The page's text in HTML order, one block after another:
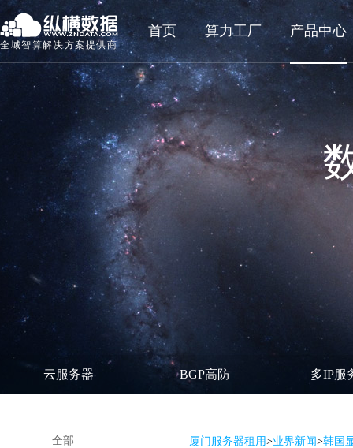
全域智算解决方案提供商
首页 算力工厂 产品中心
云服务器 BGP高防 多IP服
全部 厦门服务器租用>业界新闻>韩国